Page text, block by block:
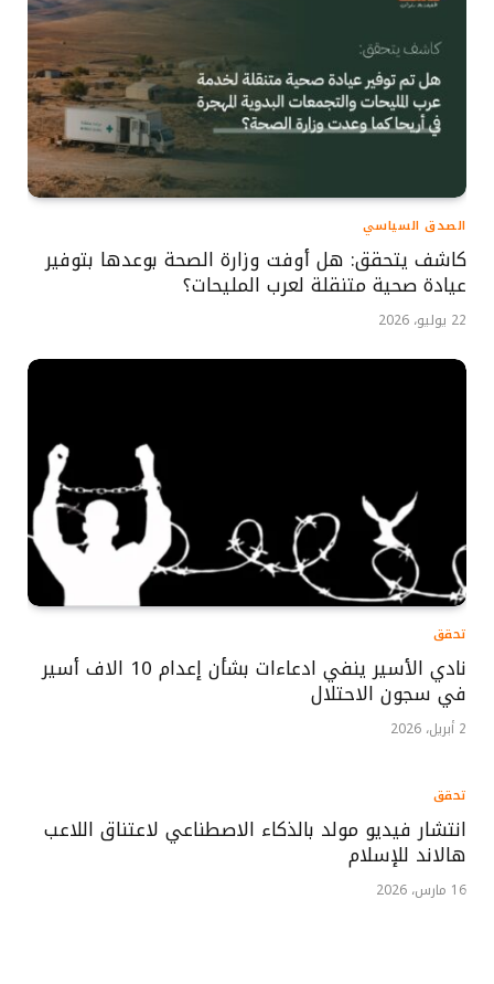
الصدق السياسي
كاشف يتحقق: هل أوفت وزارة الصحة بوعدها بتوفير
عيادة صحية متنقلة لعرب المليحات؟
22 يوليو، 2026
تحقق
نادي الأسير ينفي ادعاءات بشأن إعدام 10 الاف أسير
في سجون الاحتلال
2 أبريل، 2026
تحقق
انتشار فيديو مولد بالذكاء الاصطناعي لاعتناق اللاعب
هالاند للإسلام
16 مارس، 2026